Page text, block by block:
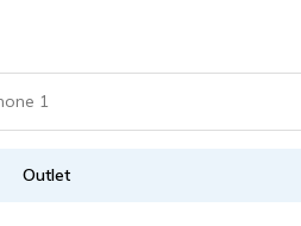
Outlet